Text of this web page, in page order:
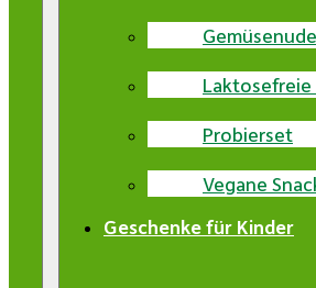
Laktosefreie
Probierset
Vegane
Geschenke für Kinder